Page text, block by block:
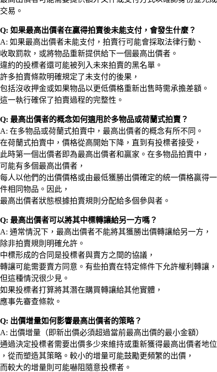
交易。
Q: 如果最高出價者在贏得拍賣後未能支付，會發生什麼？
A: 如果最高出價者未能支付，拍賣行可能會採取法律行動、
收取罰款，或將物品重新提供給下一個最高出價者。
違約的投標者還可能被列入未來拍賣的黑名單。
許多拍賣條款明確規定了未支付的後果，
包括沒收押金或如果物品以更低價格重新出售時需承擔差額。
這一執行確保了拍賣過程的完整性。
Q: 最高出價者的概念如何適用於多物品或荷蘭式拍賣？
A: 在多物品或荷蘭式拍賣中，最高出價者的概念有所不同。
在荷蘭式拍賣中，價格從高開始下降，直到有投標者接受，
此時第一個出價者即為最高出價者和贏家。在多物品拍賣中，
可能有多個最高出價者，
每人以他們的出價價格或由最低獲勝出價確定的統一價格贏得一
件相同物品。因此，
最高出價者狀態根據拍賣規則分配給多個參與者。
Q: 最高出價者可以將其中標轉讓給另一方嗎？
A: 通常情況下，最高出價者不能將其獲勝出價轉讓給另一方，
除非拍賣規則明確允許。
中標形成的合同是投標者與賣方之間的協議，
轉讓可能需要賣方同意。有些拍賣在特定條件下允許權利轉讓，
但這種情況很少見。
如果投標者打算將其潛在購買轉讓給其他實體，
應事先審查條款。
Q: 出價增量如何影響最高出價者的策略？
A: 出價增量（即新出價必須超過當前最高出價的最小金額）
通過決定投標者需要出價多少來維持或重新獲得最高出價者地位
，從而塑造其策略。較小的增量可能鼓勵更頻繁的出價，
而較大的增量則可能嚇阻隨意投標者。